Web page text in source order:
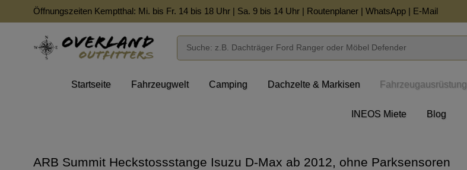
Öffnungszeiten Kemptthal: Mi. bis Fr. 14 bis 18 Uhr | Sa. 9 bis 14 Uhr | Routenplaner | WhatsApp | E-Mail
Startseite Fahrzeugwelt Camping Dachzelte & Markisen Fahrzeugausrüstung
INEOS Miete Blog
ARB Summit Heckstossstange Isuzu D-Max ab 2012, ohne Parksensoren